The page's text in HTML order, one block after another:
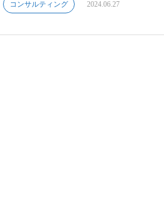
コンサルティング 2024.06.27